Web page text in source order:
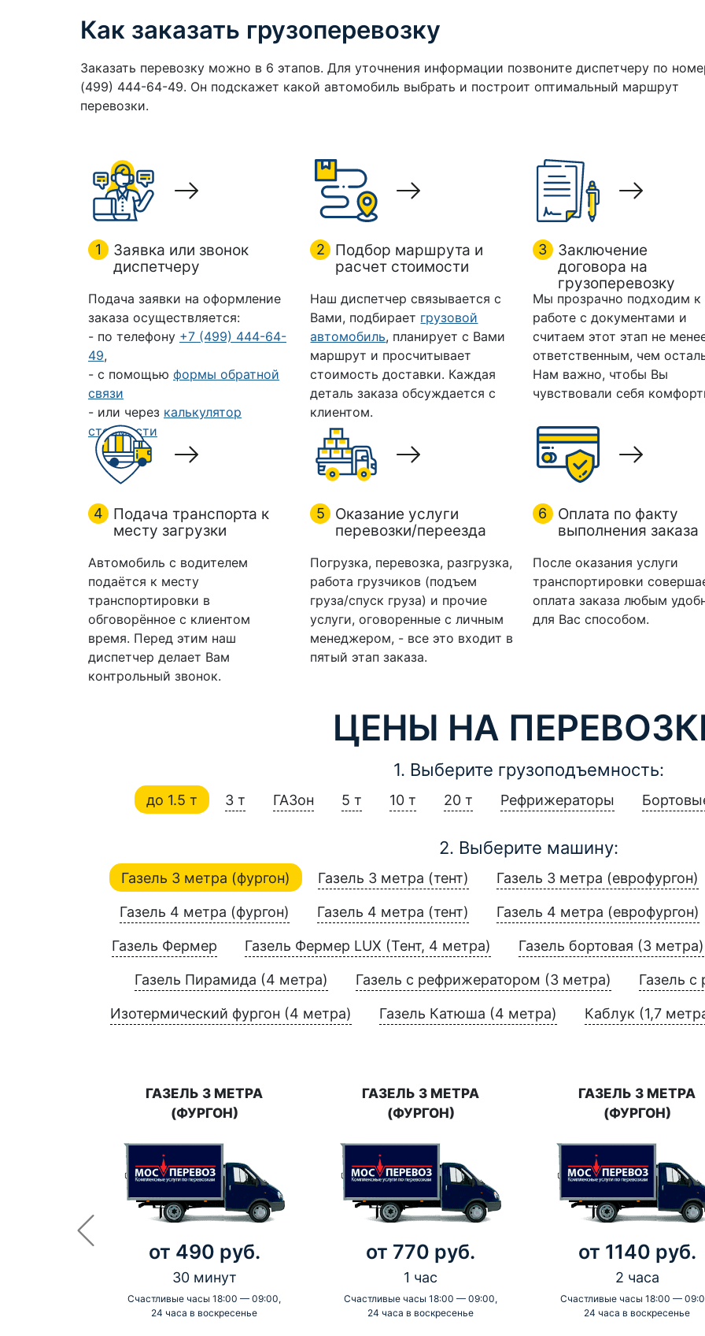
Как заказать грузоперевозку
Заказать перевозку можно в 6 этапов. Для уточнения информации позвоните диспетчеру по
(499) 444-64-49. Он подскажет какой автомобиль выбрать и построит оптимальный маршрут
перевозки.
1
Заявка или звонок
диспетчеру
Подача заявки на оформление
заказа осуществляется:
- по телефону +7 (499) 444-64-
49,
- с помощью формы обратной
связи
- или через калькулятор
стоимости
2
Подбор маршрута и
расчет стоимости
Наш диспетчер связывается с
Вами, подбирает грузовой
автомобиль, планирует с Вами
маршрут и просчитывает
стоимость доставки. Каждая
деталь заказа обсуждается с
клиентом.
3
Заключение
договора на
грузоперевозку
Мы прозрачно подходим к
работе с документами и
считаем этот этап не
ответственным, чем
Нам важно, чтобы Вы
чувствовали себя
4
Подача транспорта к
месту загрузки
Автомобиль с водителем
подаётся к месту
транспортировки в
обговорённое с клиентом
время. Перед этим наш
диспетчер делает Вам
контрольный звонок.
5
Оказание услуги
перевозки/переезда
Погрузка, перевозка, разгрузка,
работа грузчиков (подъем
груза/спуск груза) и прочие
услуги, оговоренные с личным
менеджером, - все это входит в
пятый этап заказа.
6
Оплата по факту
выполнения заказа
После оказания услуги
транспортировки
оплата заказа любым
для Вас способом.
ЦЕНЫ НА
1. Выберите грузоподъемность:
до 1.5 т 3 т ГАЗон 5 т 10 т 20 т Рефрижераторы
2. Выберите машину:
Газель 3 метра (фургон) Газель 3 метра (тент) Газель 3 метра (еврофургон)
Газель 4 метра (фургон) Газель 4 метра (тент) Газель 4 метра (еврофургон)
Газель Фермер Газель Фермер LUX (Тент, 4 метра) Газель бортовая (3 метра)
Газель Пирамида (4 метра) Газель с рефрижератором (3 метра) Газель
Изотермический фургон (4 метра) Газель Катюша (4 метра) Каблук (1,7
ГАЗЕЛЬ 3 МЕТРА
(ФУРГОН)
от 490 руб.
30 минут
Счастливые часы 18:00 — 09:00,
24 часа в воскресенье
-
ГАЗЕЛЬ 3 МЕТРА
(ФУРГОН)
от 770 руб.
1 час
Счастливые часы 18:00 — 09:00,
24 часа в воскресенье
-
ГАЗЕЛЬ 3 МЕТРА
(ФУРГОН)
от 1140 руб.
2 часа
Счастливые часы 18:00 —
24 часа в воскресенье
-